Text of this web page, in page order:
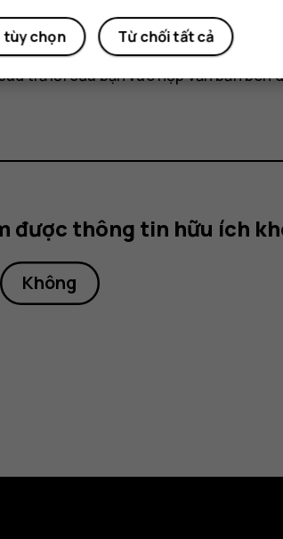
vào tin nhắn bạn muốn trả lời.
trả lời của bạn vào hộp văn bản bên
được thông tin hữu ích
Không
Từ chối tất cả
tùy chọn